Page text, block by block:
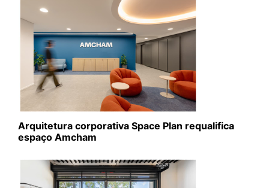
Arquitetura corporativa Space Plan requalifica
espaço Amcham